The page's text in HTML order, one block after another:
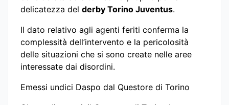
delicatezza del derby Torino Juventus.
Il dato relativo agli agenti feriti conferma la
complessità dell’intervento e la pericolosità
delle situazioni che si sono create nelle aree
interessate dai disordini.
Emessi undici Daspo dal Questore di Torino